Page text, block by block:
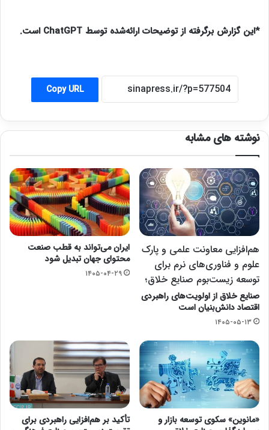
*این گزارش برگرفته از توضیحات ارائه‌شده توسط ChatGPT است.
Copy URL
نوشته های مشابه
هم‌افزایی معاونت علمی و پارک
علوم و فناوری‌های نرم برای
توسعه زیست‌بوم صنایع خلاق؛
صنایع خلاق از اولویت‌های راهبردی
اقتصاد دانش‌بنیان است
۱۴۰۵-۰۵-۱۳
ایران می‌تواند به قطب صنعت
محتوای جهان تبدیل شود
۱۴۰۵-۰۴-۲۹
«مانوین» سکوی توسعه بازار و
تأکید بر هم‌افزایی راهبردی برای